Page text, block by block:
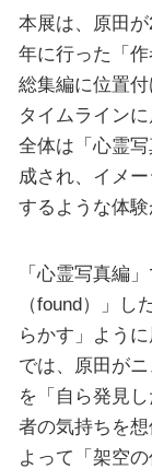
本展は、原田
年に行った「
総集編に位置
タイムライン
全体は「心霊
成され、イメ
するような体験
「心霊写真編
（found）」
らかす」よう
では、原田が
を「自ら発見
者の気持ちを
よって「架空